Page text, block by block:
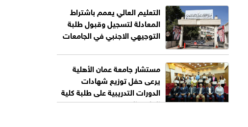
التعليم العالي يعمم باشتراط
المعادلة لتسجيل وقبول طلبة
التوجيهي الاجنبي في الجامعات
مستشار جامعة عمان الأهلية
يرعى حفل توزيع شهادات
الدورات التدريبية على طلبة كلية
العلوم التربوية